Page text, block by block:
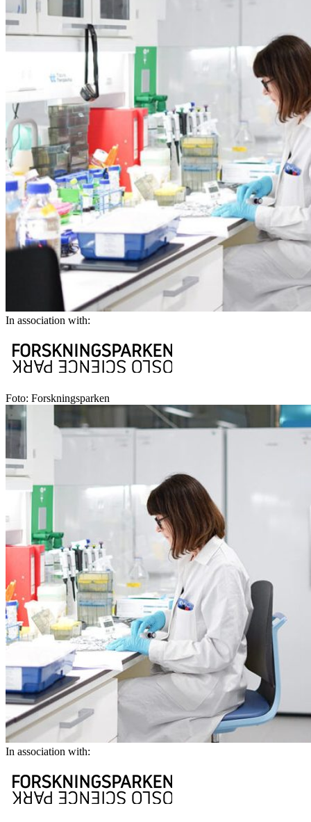
In association with:
Foto: Forskningsparken
In association with: